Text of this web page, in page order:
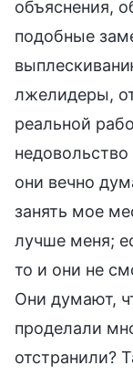
объяснения,
подобные
лжелидеры,
реальной
они вечно
занять мое
лучше меня;
то и они не
Они думают,
проделали
отстранили?